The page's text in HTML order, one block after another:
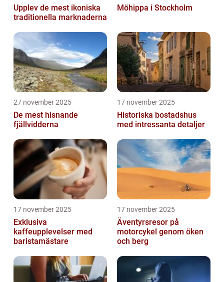
Upplev de mest ikoniska
traditionella marknaderna
Möhippa i Stockholm
27 november 2025
De mest hisnande
fjällvidderna
17 november 2025
Historiska bostadshus
med intressanta detaljer
17 november 2025
Exklusiva
kaffeupplevelser med
baristamästare
17 november 2025
Äventyrsresor på
motorcykel genom öken
och berg